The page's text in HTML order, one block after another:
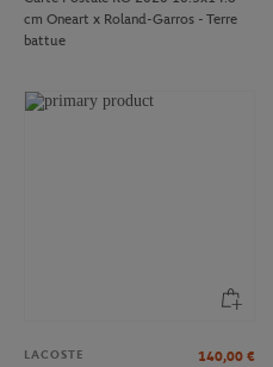
cm Oneart x Roland-Garros - Terre
battue
LACOSTE 140,00 €